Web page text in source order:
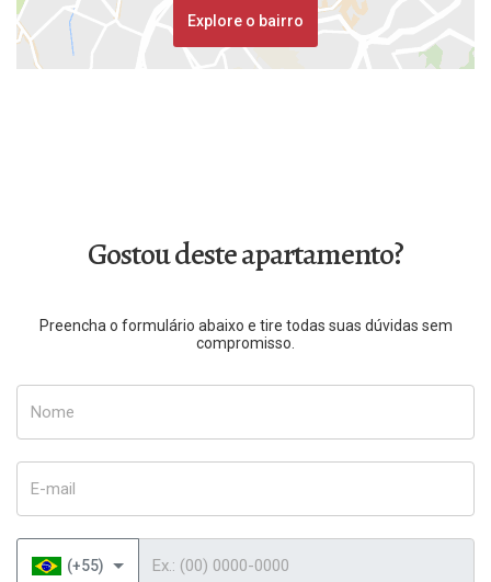
Explore o bairro
Gostou deste apartamento?
Preencha o formulário abaixo e tire todas suas dúvidas sem
compromisso.
(+55)